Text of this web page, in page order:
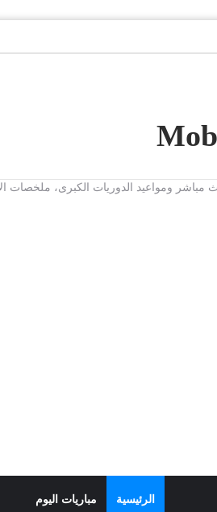
بث مباشر ومواعيد الدوريات الكبرى،
الرئيسية مباريات اليوم